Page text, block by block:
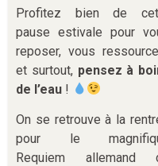
Profitez bien de
pause estivale pour
reposer, vous
et surtout, pensez à
de l’eau !
On se retrouve à la
pour le
Requiem allemand